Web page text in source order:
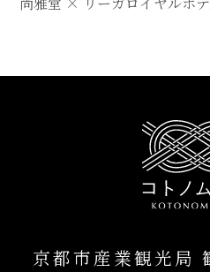
京都市産業観光局